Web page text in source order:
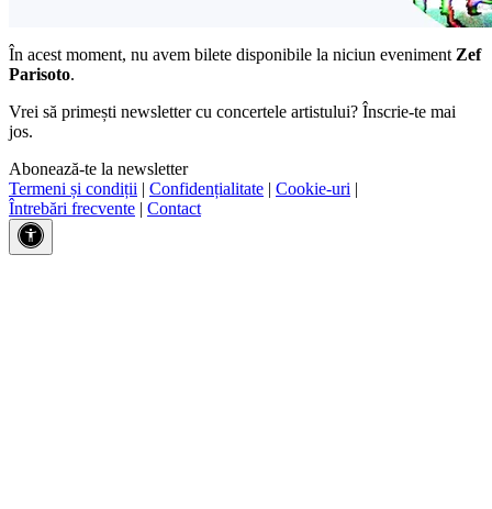
În acest moment, nu avem bilete disponibile la niciun eveniment Zef
Parisoto.
Vrei să primești newsletter cu concertele artistului? Înscrie-te mai
jos.
Abonează-te la newsletter
Termeni și condiții | Confidențialitate | Cookie-uri |
Întrebări frecvente | Contact